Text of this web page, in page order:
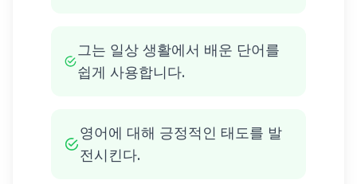
그는 일상 생활에서 배운 단어를
쉽게 사용합니다.
영어에 대해 긍정적인 태도를 발
전시킨다.